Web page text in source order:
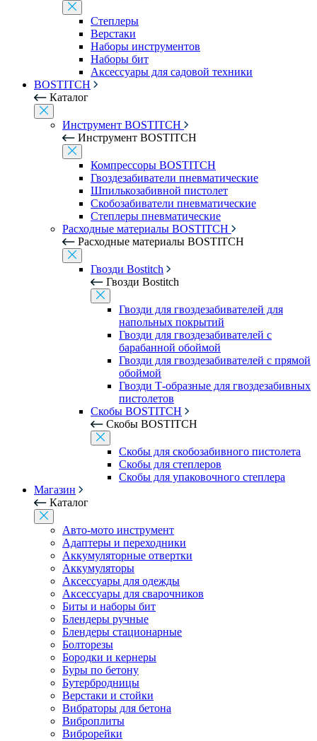
Степлеры
Верстаки
Наборы инструментов
Наборы бит
Аксессуары для садовой техники
BOSTITCH
Каталог
Инструмент BOSTITCH
Инструмент BOSTITCH
Компрессоры BOSTITCH
Гвоздезабиватели пневматические
Шпилькозабивной пистолет
Скобозабиватели пневматические
Степлеры пневматические
Расходные материалы BOSTITCH
Расходные материалы BOSTITCH
Гвозди Bostitch
Гвозди Bostitch
Гвозди для гвоздезабивателей для
напольных покрытий
Гвозди для гвоздезабивателей с
барабанной обоймой
Гвозди для гвоздезабивателей с прямой
обоймой
Гвозди Т-образные для гвоздезабивных
пистолетов
Скобы BOSTITCH
Скобы BOSTITCH
Скобы для скобозабивного пистолета
Скобы для степлеров
Скобы для упаковочного степлера
Магазин
Каталог
Авто-мото инструмент
Адаптеры и переходники
Аккумуляторные отвертки
Аккумуляторы
Аксессуары для одежды
Аксессуары для сварочников
Биты и наборы бит
Блендеры ручные
Блендеры стационарные
Болторезы
Бородки и кернеры
Буры по бетону
Бутербродницы
Верстаки и стойки
Вибраторы для бетона
Виброплиты
Виброрейки